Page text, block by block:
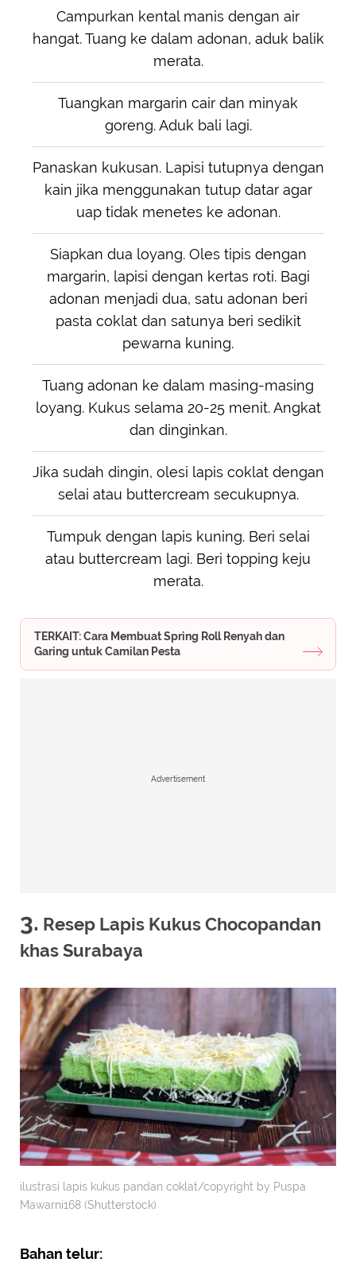
Campurkan kental manis dengan air
hangat. Tuang ke dalam adonan, aduk balik
merata.
Tuangkan margarin cair dan minyak
goreng. Aduk bali lagi.
Panaskan kukusan. Lapisi tutupnya dengan
kain jika menggunakan tutup datar agar
uap tidak menetes ke adonan.
Siapkan dua loyang. Oles tipis dengan
margarin, lapisi dengan kertas roti. Bagi
adonan menjadi dua, satu adonan beri
pasta coklat dan satunya beri sedikit
pewarna kuning.
Tuang adonan ke dalam masing-masing
loyang. Kukus selama 20-25 menit. Angkat
dan dinginkan.
Jika sudah dingin, olesi lapis coklat dengan
selai atau buttercream secukupnya.
Tumpuk dengan lapis kuning. Beri selai
atau buttercream lagi. Beri topping keju
merata.
TERKAIT: Cara Membuat Spring Roll Renyah dan
Garing untuk Camilan Pesta
Advertisement
3. Resep Lapis Kukus Chocopandan
khas Surabaya
ilustrasi lapis kukus pandan coklat/copyright by Puspa
Mawarni168 (Shutterstock)
Bahan telur: